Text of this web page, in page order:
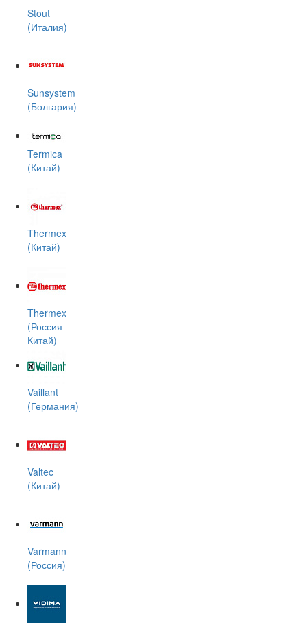
Stout
(Италия)
Sunsystem
(Болгария)
Termica
(Китай)
Thermex
(Китай)
Thermex
(Россия-
Китай)
Vaillant
(Германия)
Valtec
(Китай)
Varmann
(Россия)